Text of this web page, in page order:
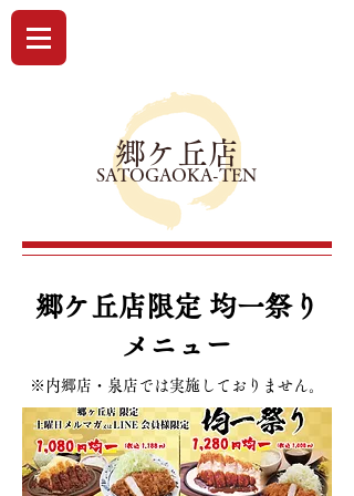
郷ケ丘店
​SATOGAOKA-TEN
郷ケ丘店限定 均一祭り
メニュー
※内郷店・泉店では実施しておりません。